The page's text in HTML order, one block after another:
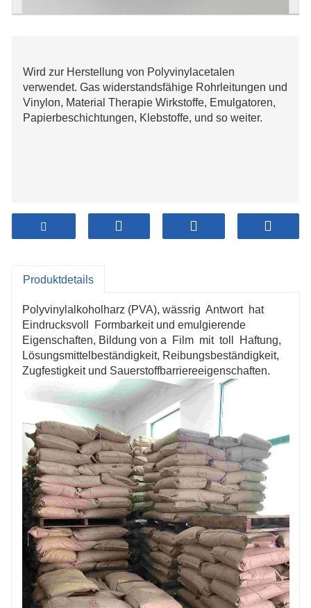
Wird zur Herstellung von Polyvinylacetalen
verwendet. Gas widerstandsfähige Rohrleitungen und
Vinylon, Material Therapie Wirkstoffe, Emulgatoren,
Papierbeschichtungen, Klebstoffe, und so weiter.
Produktdetails
Polyvinylalkoholharz (PVA), wässrig Antwort hat
Eindrucksvoll Formbarkeit und emulgierende
Eigenschaften, Bildung von a Film mit toll Haftung,
Lösungsmittelbeständigkeit, Reibungsbeständigkeit,
Zugfestigkeit und Sauerstoffbarriereeigenschaften.